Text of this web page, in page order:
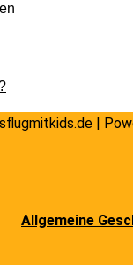
|
Allgemeine